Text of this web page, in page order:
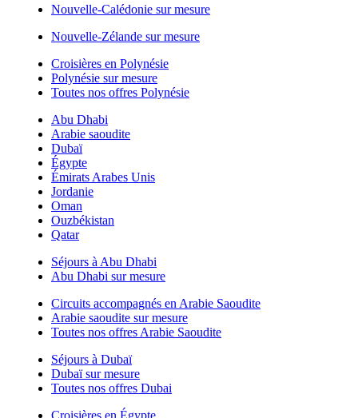
Nouvelle-Calédonie sur mesure
Nouvelle-Zélande sur mesure
Croisières en Polynésie
Polynésie sur mesure
Toutes nos offres Polynésie
Abu Dhabi
Arabie saoudite
Dubaï
Égypte
Émirats Arabes Unis
Jordanie
Oman
Ouzbékistan
Qatar
Séjours à Abu Dhabi
Abu Dhabi sur mesure
Circuits accompagnés en Arabie Saoudite
Arabie saoudite sur mesure
Toutes nos offres Arabie Saoudite
Séjours à Dubaï
Dubaï sur mesure
Toutes nos offres Dubai
Croisières en Égypte